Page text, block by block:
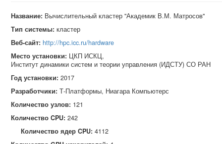
Название: Вычислительный кластер "Академик В.М. Матросов"
Тип системы: кластер
Веб-сайт: http://hpc.icc.ru/hardware
Место установки: ЦКП ИСКЦ,
Институт динамики систем и теории управления (ИДСТУ) СО РАН
Год установки: 2017
Разработчики: Т‑Платформы, Ниагара Компьютерс
Количество узлов: 121
Количество CPU: 242
Количество ядер CPU: 4112